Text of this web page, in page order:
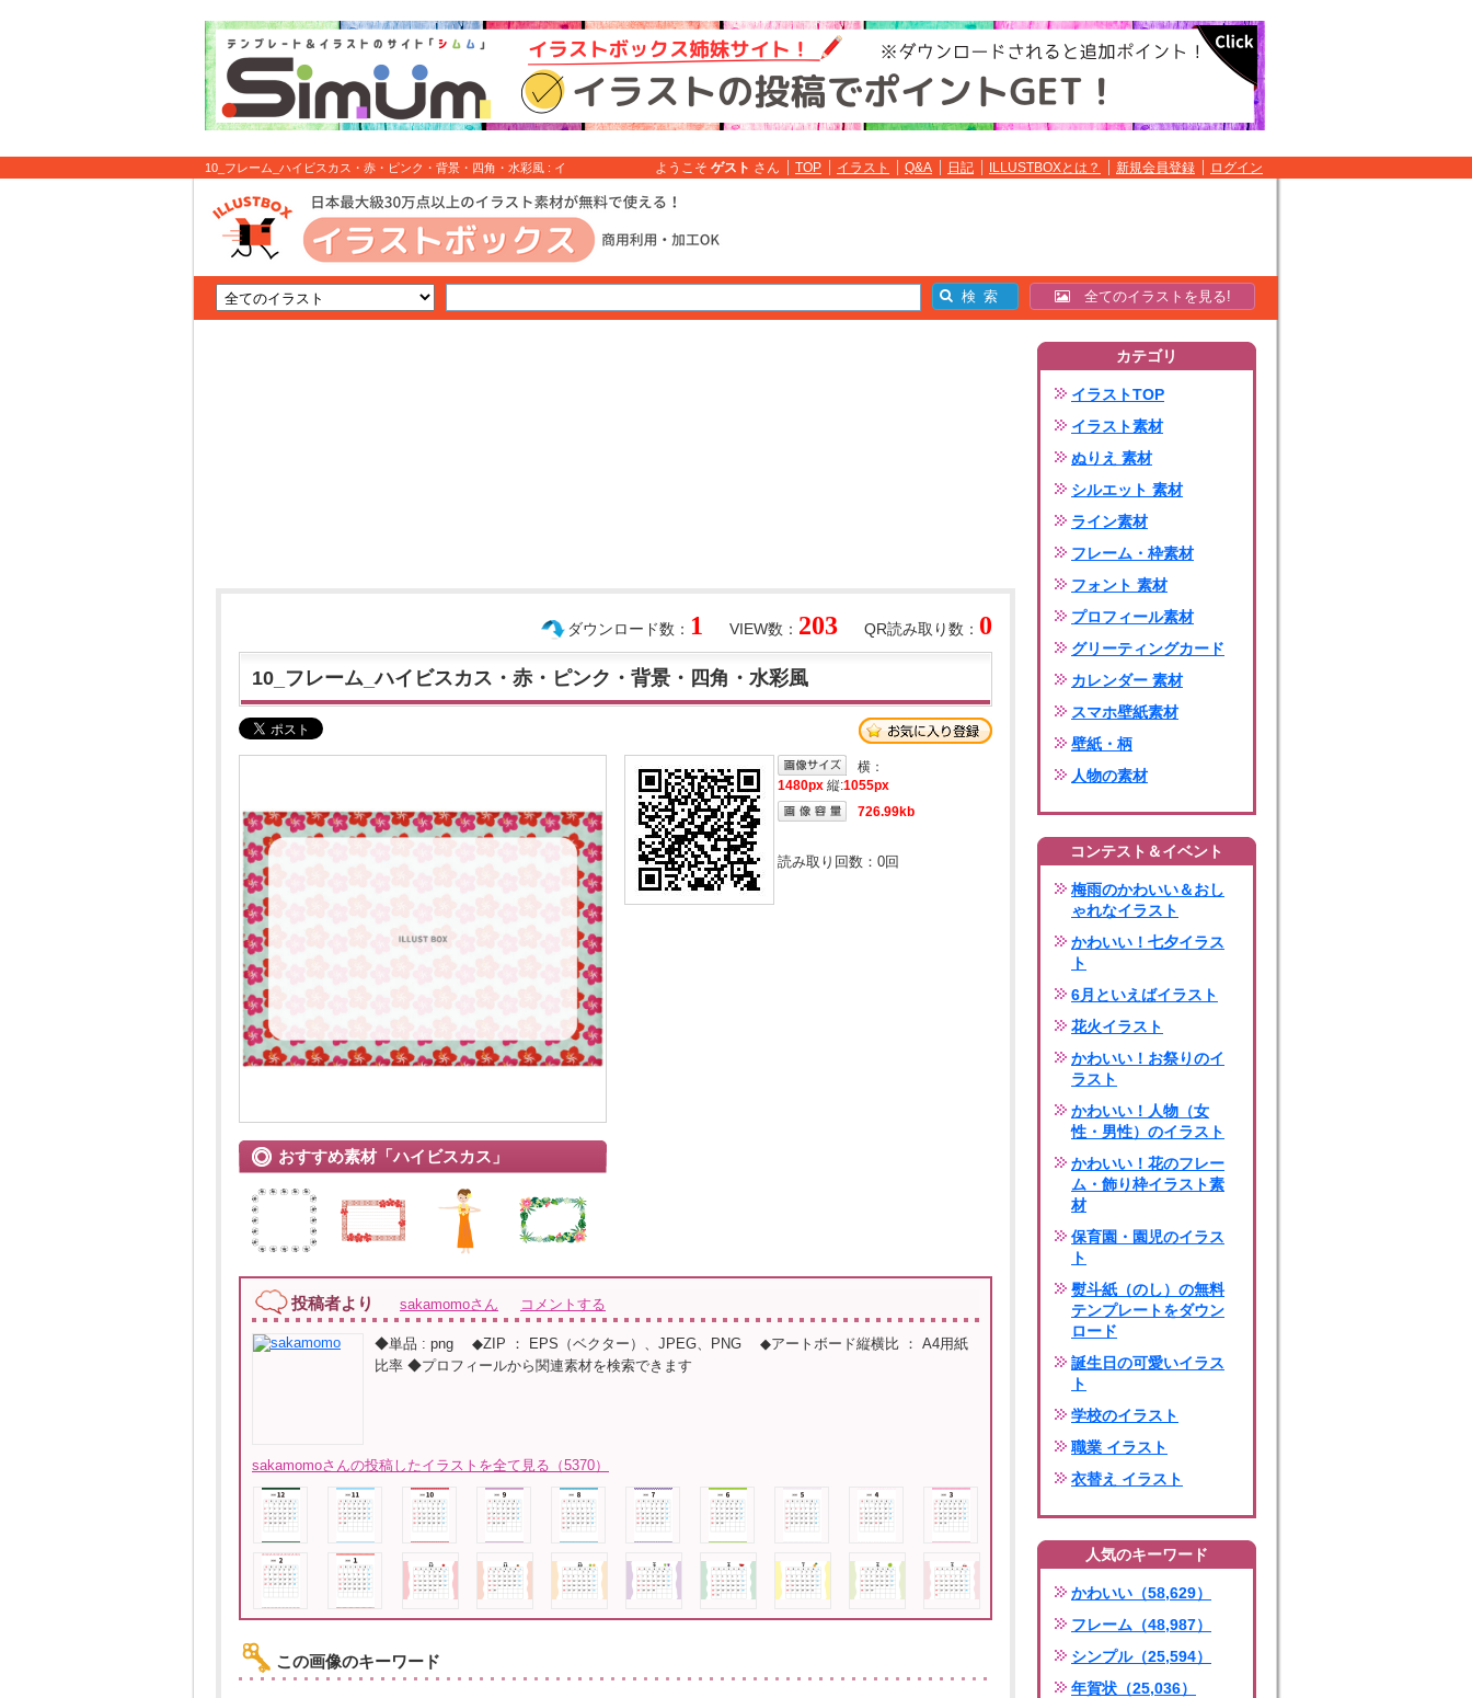
10_フレーム_ハイビスカス・赤・ピンク・背景・四角・水彩風 : イ
ようこそ ゲスト さん TOP イラスト Q&A 日記 ILLUSTBOXとは？ 新規会員登録 ログイン
全てのイラストを見る!
QR読み取り数： 0
VIEW数： 203
ダウンロード数： 1
10_フレーム_ハイビスカス・赤・ピンク・背景・四角・水彩風
おすすめ素材「ハイビスカス」
横：
1480px 縦:1055px
726.99kb
読み取り回数： 0回
投稿者より sakamomoさん コメントする
◆単品 : png ◆ZIP ： EPS（ベクター）、JPEG、PNG ◆アートボード縦横比 ： A4用紙
比率 ◆プロフィールから関連素材を検索できます
sakamomoさんの投稿したイラストを全て見る（5370）
この画像のキーワード
カテゴリ
イラストTOP
イラスト素材
ぬりえ 素材
シルエット 素材
ライン素材
フレーム・枠素材
フォント 素材
プロフィール素材
グリーティングカード
カレンダー 素材
スマホ壁紙素材
壁紙・柄
人物の素材
コンテスト＆イベント
梅雨のかわいい＆おし
ゃれなイラスト
かわいい！七夕イラス
ト
6月といえばイラスト
花火イラスト
かわいい！お祭りのイ
ラスト
かわいい！人物（女
性・男性）のイラスト
かわいい！花のフレー
ム・飾り枠イラスト素
材
保育園・園児のイラス
ト
熨斗紙（のし）の無料
テンプレートをダウン
ロード
誕生日の可愛いイラス
ト
学校のイラスト
職業 イラスト
衣替え イラスト
人気のキーワード
かわいい（58,629）
フレーム（48,987）
シンプル（25,594）
年賀状（25,036）